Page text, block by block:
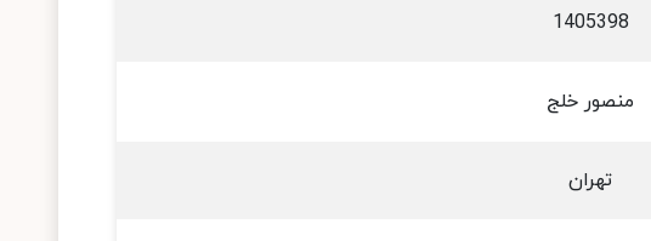
1405398
منصور خلج
تهران